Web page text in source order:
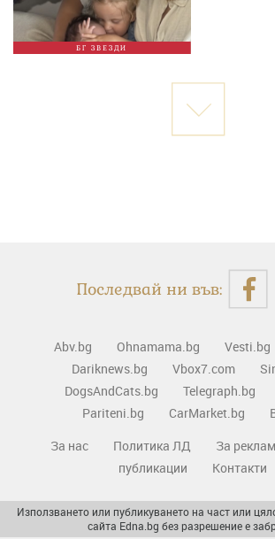
БГ ЗВЕЗДИ
Последвай ни във:
Abv.bg Ohnamama.bg Vesti.bg
Dariknews.bg
Vbox7.com
DogsAndCats.bg
Telegraph.bg
Pariteni.bg
CarMarket.bg
За нас
Политика ЛД За
публикации
Контакти
Използването или публикуването на част или
сайта Edna.bg без разрешение е